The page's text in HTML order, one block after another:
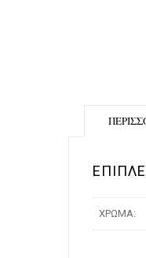
ΧΡΏΜΑ: